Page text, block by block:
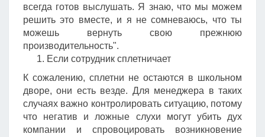
всегда готов выслушать. Я знаю, что мы можем
решить это вместе, и я не сомневаюсь, что ты
можешь вернуть свою прежнюю
производительность".
Если сотрудник сплетничает
К сожалению, сплетни не остаются в школьном
дворе, они есть везде. Для менеджера в таких
случаях важно контролировать ситуацию, потому
что негатив и ложные слухи могут убить дух
компании и спровоцировать возникновение